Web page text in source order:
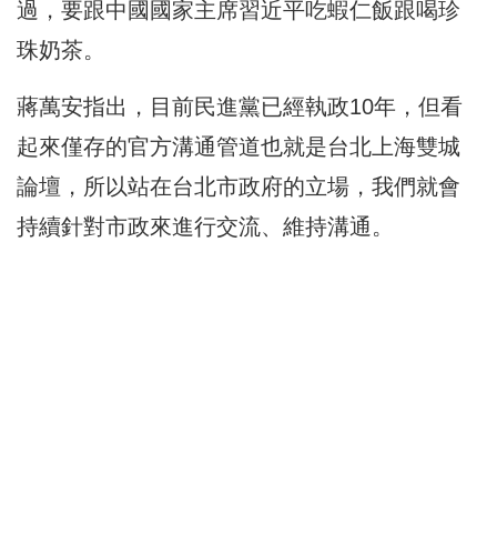
過，要跟中國國家主席習近平吃蝦仁飯跟喝珍
珠奶茶。
蔣萬安指出，目前民進黨已經執政10年，但看
起來僅存的官方溝通管道也就是台北上海雙城
論壇，所以站在台北市政府的立場，我們就會
持續針對市政來進行交流、維持溝通。